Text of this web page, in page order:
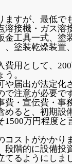
ますが、最低で
溶接機・ガス溶
金工具一式、塗
、塗装乾燥装置
費用として、
。
や届出が法定化
で注意が必要で
費・宣伝費・事
めると、初期設
1500万円程度と
コストがかかり
段階的に設備投
てるようにしま